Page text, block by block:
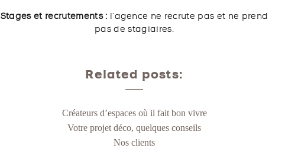
Stages et recrutements : l’agence ne recrute pas et ne prend
pas de stagiaires.
Related posts:
Créateurs d’espaces où il fait bon vivre
Votre projet déco, quelques conseils
Nos clients